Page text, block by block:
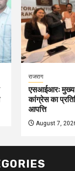
राजराग
एसआईआरः मुख्य
कांग्रेस का
आपत्ति
August 7,